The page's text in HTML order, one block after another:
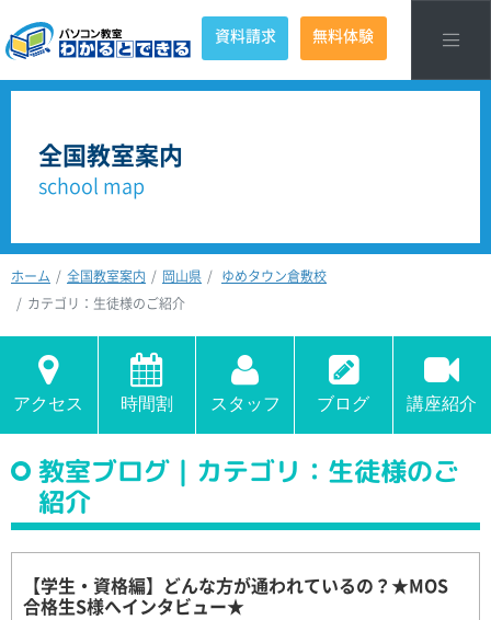
資料請求 無料体験
全国教室案内
school map
ホーム 全国教室案内 岡山県
ゆめタウン倉敷校
カテゴリ：生徒様のご紹介
アクセス 時間割 スタッフ ブログ 講座紹介
教室ブログ｜カテゴリ：生徒様のご
紹介
【学生・資格編】どんな方が通われているの？★MOS
合格生S様へインタビュー★